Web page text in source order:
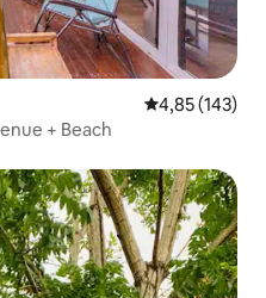
4,85 av 5 i
4,85 (143)
+ Beach